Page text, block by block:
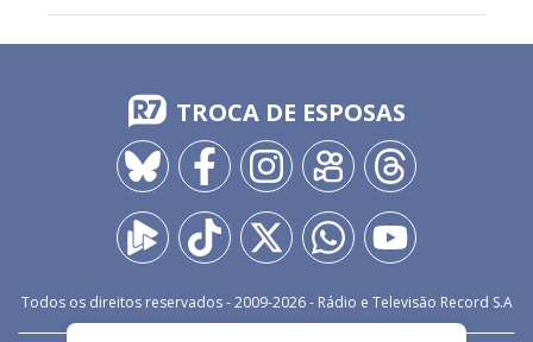
TROCA DE ESPOSAS
Todos os direitos reservados - 2009-2026- Rádio e Televisão Record S.A